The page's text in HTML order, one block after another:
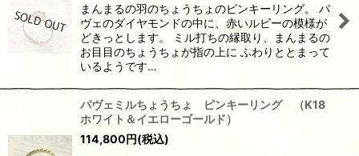
まんまるの羽のちょうちょのピンキーリング。 パ
ヴェのダイヤモンドの中に、赤いルビーの模様が
どきっとします。 ミル打ちの縁取り、まんまるの
お目目のちょうちょが指の上に ふわりととまって
いるようです…
パヴェミルちょうちょ ピンキーリング （K18
ホワイト＆イエローゴールド）
114,800円(税込)